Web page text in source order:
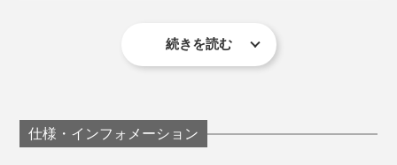
を押すとペチャンコにたためます。
続きを読む
仕様・インフォメーション